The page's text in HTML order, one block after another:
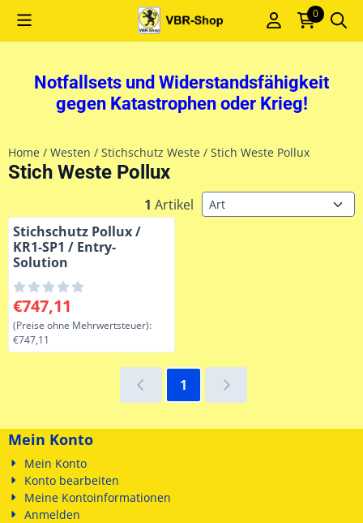
Cookie-Einstellungen sind derzeit geschlossen. 0
Notfallsets und Widerstandsfähigkeit
gegen Katastrophen oder Krieg!
Home / Westen / Stichschutz Weste / Stich Weste Pollux
Stich Weste Pollux
1 Artikel Sortiermethode
Stichschutz Pollux /
KR1-SP1 / Entry-
Solution
Preis: 747,11, ohne MwSt.: 747,11
€747,11
(Preise ohne Mehrwertsteuer):
€747,11
1
Mein Konto
Mein Konto
Konto bearbeiten
Meine Kontoinformationen
Anmelden